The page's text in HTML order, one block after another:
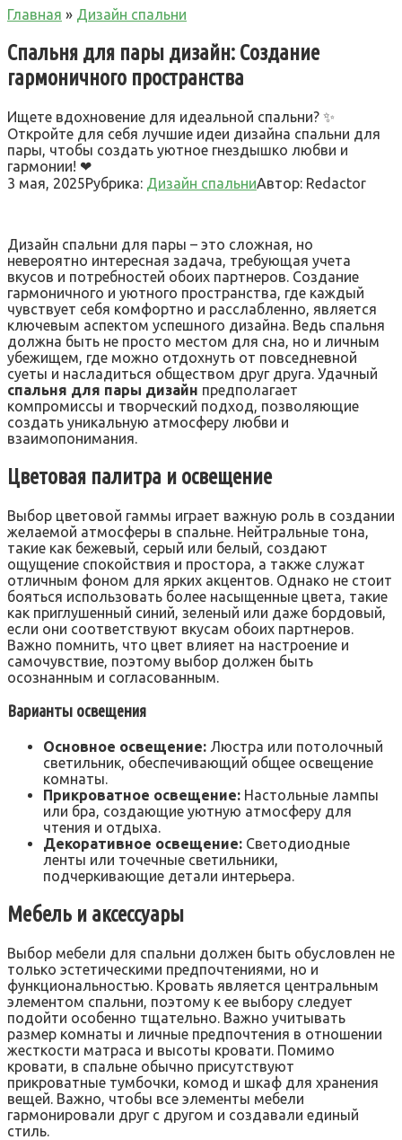
Главная » Дизайн спальни
Спальня для пары дизайн: Создание
гармоничного пространства
Ищете вдохновение для идеальной спальни? ✨
Откройте для себя лучшие идеи дизайна спальни для
пары, чтобы создать уютное гнездышко любви и
гармонии! ❤
3 мая, 2025Рубрика: Дизайн спальниАвтор: Redactor
Дизайн спальни для пары – это сложная, но
невероятно интересная задача, требующая учета
вкусов и потребностей обоих партнеров. Создание
гармоничного и уютного пространства, где каждый
чувствует себя комфортно и расслабленно, является
ключевым аспектом успешного дизайна. Ведь спальня
должна быть не просто местом для сна, но и личным
убежищем, где можно отдохнуть от повседневной
суеты и насладиться обществом друг друга. Удачный
спальня для пары дизайн предполагает
компромиссы и творческий подход, позволяющие
создать уникальную атмосферу любви и
взаимопонимания.
Цветовая палитра и освещение
Выбор цветовой гаммы играет важную роль в создании
желаемой атмосферы в спальне. Нейтральные тона,
такие как бежевый, серый или белый, создают
ощущение спокойствия и простора, а также служат
отличным фоном для ярких акцентов. Однако не стоит
бояться использовать более насыщенные цвета, такие
как приглушенный синий, зеленый или даже бордовый,
если они соответствуют вкусам обоих партнеров.
Важно помнить, что цвет влияет на настроение и
самочувствие, поэтому выбор должен быть
осознанным и согласованным.
Варианты освещения
Основное освещение: Люстра или потолочный
светильник, обеспечивающий общее освещение
комнаты.
Прикроватное освещение: Настольные лампы
или бра, создающие уютную атмосферу для
чтения и отдыха.
Декоративное освещение: Светодиодные
ленты или точечные светильники,
подчеркивающие детали интерьера.
Мебель и аксессуары
Выбор мебели для спальни должен быть обусловлен не
только эстетическими предпочтениями, но и
функциональностью. Кровать является центральным
элементом спальни, поэтому к ее выбору следует
подойти особенно тщательно. Важно учитывать
размер комнаты и личные предпочтения в отношении
жесткости матраса и высоты кровати. Помимо
кровати, в спальне обычно присутствуют
прикроватные тумбочки, комод и шкаф для хранения
вещей. Важно, чтобы все элементы мебели
гармонировали друг с другом и создавали единый
стиль.